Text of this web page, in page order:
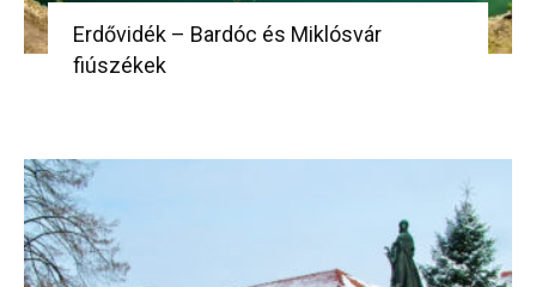
Erdővidék – Bardóc és Miklósvár
fiúszékek